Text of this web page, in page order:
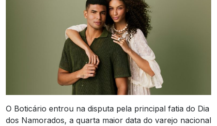
O Boticário entrou na disputa pela principal fatia do Dia
dos Namorados, a quarta maior data do varejo nacional